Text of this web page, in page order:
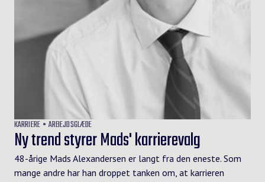
KARRIERE ARBEJDSGLÆDE
Ny trend styrer Mads' karrierevalg
48-årige Mads Alexandersen er langt fra den eneste. Som
mange andre har han droppet tanken om, at karrieren